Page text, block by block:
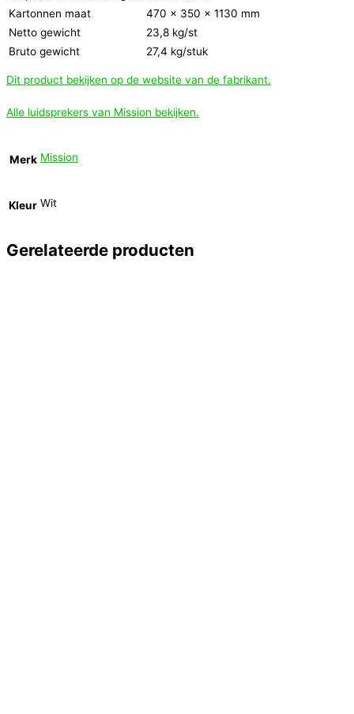
Kartonnen maat
470 x 350 x 1130 mm
Netto gewicht
23,8 kg/st
Bruto gewicht
27,4 kg/stuk
Dit product bekijken op de website van de fabrikant.
Alle luidsprekers van Mission bekijken.
Merk Mission
Kleur Wit
Gerelateerde producten